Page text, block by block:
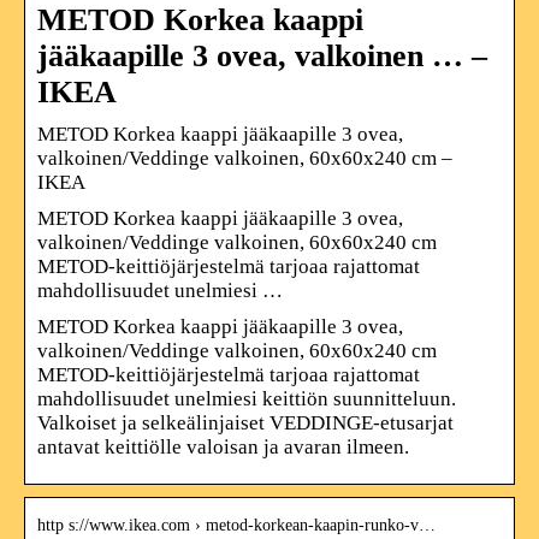
METOD Korkea kaappi
jääkaapille 3 ovea, valkoinen … –
IKEA
METOD Korkea kaappi jääkaapille 3 ovea,
valkoinen/Veddinge valkoinen, 60x60x240 cm –
IKEA
METOD Korkea kaappi jääkaapille 3 ovea,
valkoinen/Veddinge valkoinen, 60x60x240 cm
METOD-keittiöjärjestelmä tarjoaa rajattomat
mahdollisuudet unelmiesi …
METOD Korkea kaappi jääkaapille 3 ovea,
valkoinen/Veddinge valkoinen, 60x60x240 cm
METOD-keittiöjärjestelmä tarjoaa rajattomat
mahdollisuudet unelmiesi keittiön suunnitteluun.
Valkoiset ja selkeälinjaiset VEDDINGE-etusarjat
antavat keittiölle valoisan ja avaran ilmeen.
http s://www.ikea.com › metod-korkean-kaapin-runko-v…